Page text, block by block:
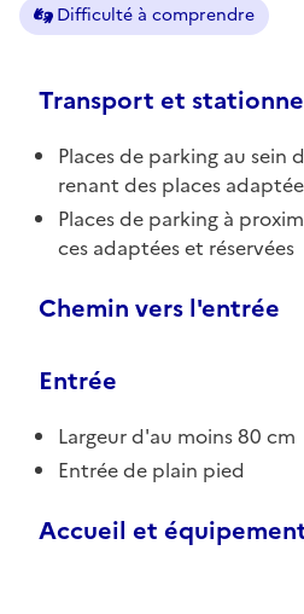
Difficulté à comprendre
Transport et
Places de parking au
renant des places
Places de parking à
ces adaptées et réservées
Chemin vers l'entrée
Entrée
Largeur d'au moins 80 cm
Entrée de plain pied
Accueil et